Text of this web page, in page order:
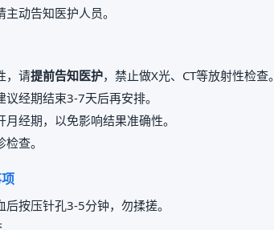
动告知医护人员。
，请提前告知医护，禁止做X光、CT等放射性检查。
议经期结束3-7天后再安排。
经期，以免影响结果准确性。
查。
按压针孔3-5分钟，勿揉搓。